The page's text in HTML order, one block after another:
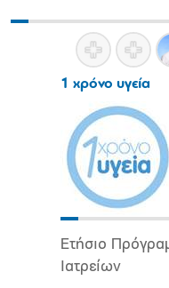
1 χρόνο υγεία
Ετήσιο
Ιατρείων